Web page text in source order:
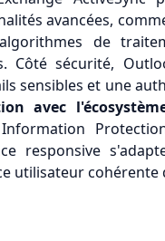
avancées,
de
Côté sécurité,
sensibles et une
avec
responsive
utilisateur cohérente